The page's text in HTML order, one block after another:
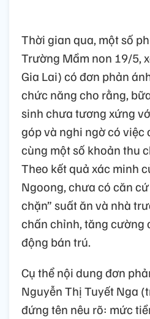
Thời gian qua, một số
Trường Mầm non 19/5,
Gia Lai) có đơn phản
chức năng cho rằng,
sinh chưa tương xứng
góp và nghi ngờ có việc
cùng một số khoản thu
Theo kết quả xác minh
Ngoong, chưa có căn
chặn” suất ăn và nhà
chấn chỉnh, tăng cường
động bán trú.
Cụ thể nội dung đơn
Nguyễn Thị Tuyết Nga
đứng tên nêu rõ: mức